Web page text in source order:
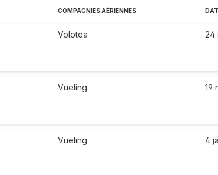
COMPAGNIES AÉRIENNES
Volotea 24
Vueling 19
Vueling 4